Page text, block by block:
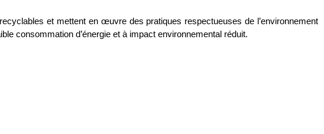
et mettent en œuvre des pratiques respectueuses de l’environnement
consommation d’énergie et à impact environnemental réduit.